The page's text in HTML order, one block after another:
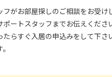
がお部屋探しのご相談をお受け
ートスタッフまでお伝えくださ
たらすぐ⼊居の申込みをして下